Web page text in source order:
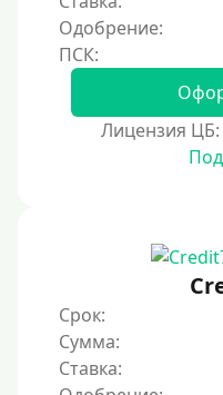
С помощью системы
Способы получения
Без активации сервиса
Не выходя из дома
Без посещения офиса
В офисе
В ломбарде
Одобрение:
Лицензия
Срок:
Сумма:
Ставка: